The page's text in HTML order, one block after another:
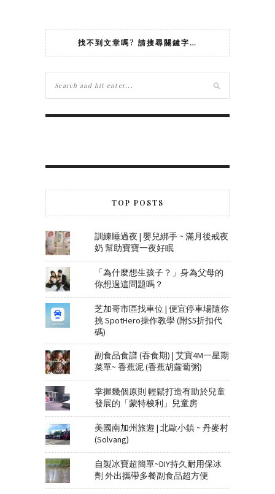
找不到文章嗎? 請搜尋關鍵字…
TOP POSTS
訓練睡過夜 | 嬰兒綁手 ~ 滿月後戒夜
奶 幫助寶寶一夜好眠
「為什麼想生孩子？」身為父母的
你想過這問題嗎？
芝加哥市區找車位 | 便宜停車場隨你
挑 SpotHero操作教學 (附$5折扣代
碼)
副食品食譜 (吞食期) | 艾寶4M一星期
菜單~ 香蕉泥 (香蕉胡蘿蔔粥)
掌握幾個原則 輕鬆打造有助於兒童
發展的「蒙特梭利」兒童房
美國南加州旅遊 | 北歐小鎮 ~ 丹麥村
(Solvang)
自製冰寶超簡單~DIY持久耐用保冰
劑 外出攜帶多餐副食品超方便